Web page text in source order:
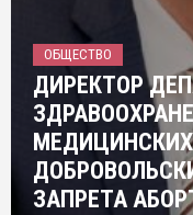
ОБЩЕСТВО
ДИРЕКТОР
ЗАПРЕТА